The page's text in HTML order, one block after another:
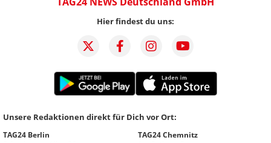
Hier findest du uns:
Unsere Redaktionen direkt für Dich vor Ort:
TAG24 Berlin
TAG24 Chemnitz